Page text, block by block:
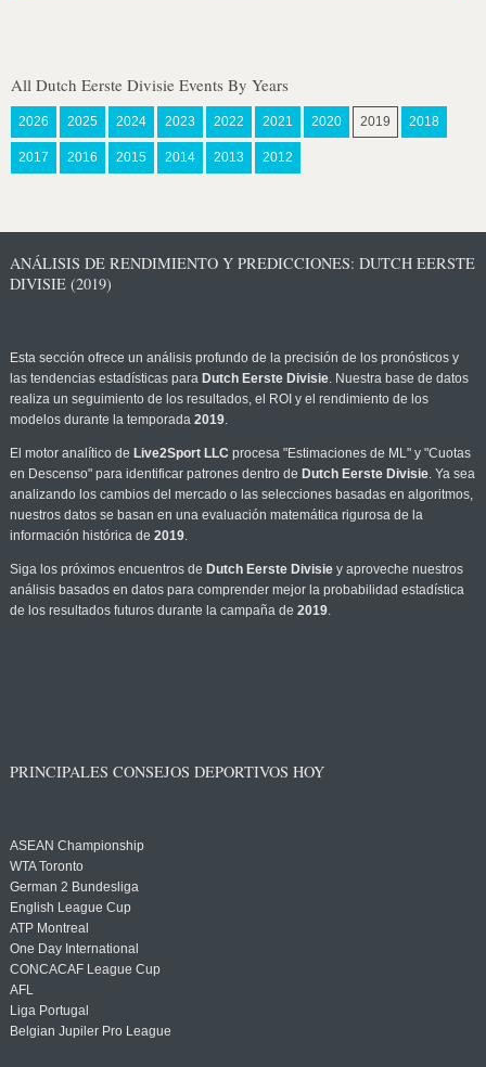
All Dutch Eerste Divisie Events By Years
2026 2025 2024 2023 2022 2021 2020 2019 2018
2017 2016 2015 2014 2013 2012
ANÁLISIS DE RENDIMIENTO Y PREDICCIONES: DUTCH EERSTE
DIVISIE (2019)
Esta sección ofrece un análisis profundo de la precisión de los pronósticos y
las tendencias estadísticas para Dutch Eerste Divisie. Nuestra base de datos
realiza un seguimiento de los resultados, el ROI y el rendimiento de los
modelos durante la temporada 2019.
El motor analítico de Live2Sport LLC procesa "Estimaciones de ML" y "Cuotas
en Descenso" para identificar patrones dentro de Dutch Eerste Divisie. Ya sea
analizando los cambios del mercado o las selecciones basadas en algoritmos,
nuestros datos se basan en una evaluación matemática rigurosa de la
información histórica de 2019.
Siga los próximos encuentros de Dutch Eerste Divisiey aproveche nuestros
análisis basados en datos para comprender mejor la probabilidad estadística
de los resultados futuros durante la campaña de 2019.
PRINCIPALES CONSEJOS DEPORTIVOS HOY
ASEAN Championship
WTA Toronto
German 2 Bundesliga
English League Cup
ATP Montreal
One Day International
CONCACAF League Cup
AFL
Liga Portugal
Belgian Jupiler Pro League